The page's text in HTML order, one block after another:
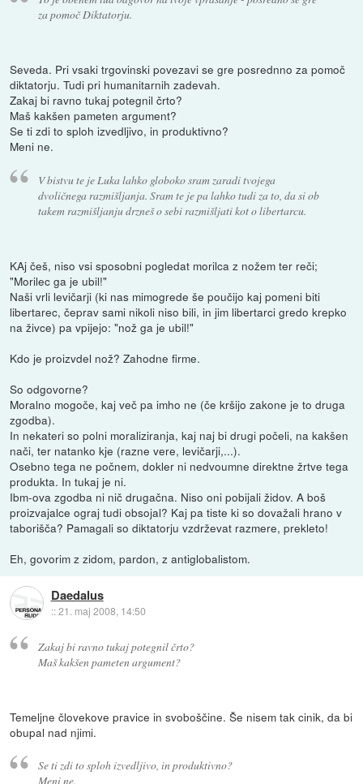
za pomoč Diktatorju.
Seveda. Pri vsaki trgovinski povezavi se gre posrednno za pomoč
diktatorju. Tudi pri humanitarnih zadevah.
Zakaj bi ravno tukaj potegnil črto?
Maš kakšen pameten argument?
Se ti zdi to sploh izvedljivo, in produktivno?
Meni ne.
V bistvu te je Luka lahko globoko sram zaradi tvojega
dvoličnega razmišljanja. Sram te je pa lahko tudi za to, da si ob
takem razmišljanju drzneš o sebi razmišljati kot o libertarcu.
KAj češ, niso vsi sposobni pogledat morilca z nožem ter reči;
"Morilec ga je ubil!"
Naši vrli levičarji (ki nas mimogrede še poučijo kaj pomeni biti
libertarec, čeprav sami nikoli niso bili, in jim libertarci gredo krepko
na živce) pa vpijejo: "nož ga je ubil!"
Kdo je proizvdel nož? Zahodne firme.
So odgovorne?
Moralno mogoče, kaj več pa imho ne (če kršijo zakone je to druga
zgodba).
In nekateri so polni moraliziranja, kaj naj bi drugi počeli, na kakšen
nači, ter natanko kje (razne vere, levičarji,...).
Osebno tega ne počnem, dokler ni nedvoumne direktne žrtve tega
produkta. In tukaj je ni.
Ibm-ova zgodba ni nič drugačna. Niso oni pobijali židov. A boš
proizvajalce ograj tudi obsojal? Kaj pa tiste ki so dovažali hrano v
taborišča? Pamagali so diktatorju vzdrževat razmere, prekleto!
Eh, govorim z zidom, pardon, z antiglobalistom.
Daedalus
::21. maj 2008, 14:50
Zakaj bi ravno tukaj potegnil črto?
Maš kakšen pameten argument?
Temeljne človekove pravice in svoboščine. Še nisem tak cinik, da bi
obupal nad njimi.
Se ti zdi to sploh izvedljivo, in produktivno?
Meni ne.